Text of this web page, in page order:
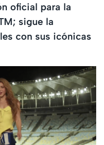
oficial para la
sigue la
con sus icónicas